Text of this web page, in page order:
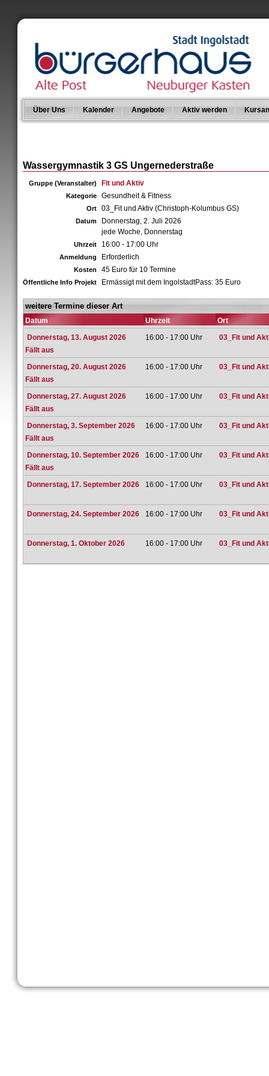
Über Uns Kalender Angebote Aktiv werden
Wassergymnastik 3 GS Ungernederstraße
Gruppe (Veranstalter) Fit und Aktiv
Kategorie Gesundheit & Fitness
Ort 03_Fit und Aktiv (Christoph-Kolumbus GS)
Datum
Donnerstag, 2. Juli 2026
jede Woche, Donnerstag
Uhrzeit 16:00 - 17:00 Uhr
Anmeldung Erforderlich
Kosten 45 Euro für 10 Termine
Öffentliche Info Projekt Ermässigt mit dem IngolstadtPass: 35 Euro
weitere Termine dieser Art
Datum Uhrzeit
Ort
Donnerstag, 13. August 2026
Fällt aus
16:00 - 17:00 Uhr 03_Fit und
Donnerstag, 20. August 2026
Fällt aus
16:00 - 17:00 Uhr 03_Fit und
Donnerstag, 27. August 2026
Fällt aus
16:00 - 17:00 Uhr 03_Fit und
Donnerstag, 3. September 2026
Fällt aus
16:00 - 17:00 Uhr 03_Fit und
Donnerstag, 10. September 2026
Fällt aus
16:00 - 17:00 Uhr 03_Fit und
Donnerstag, 17. September 2026 16:00 - 17:00 Uhr 03_Fit und
Donnerstag, 24. September 2026 16:00 - 17:00 Uhr 03_Fit und
Donnerstag, 1. Oktober 2026 16:00 - 17:00 Uhr 03_Fit und